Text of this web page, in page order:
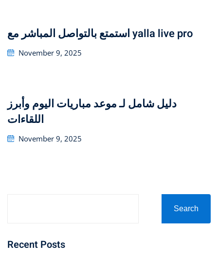
استمتع بالتواصل المباشر مع yalla live pro
Posted
November 9, 2025
دليل شامل لـ موعد مباريات اليوم وأبرز
اللقاءات
Posted
November 9, 2025
Search
Recent Posts